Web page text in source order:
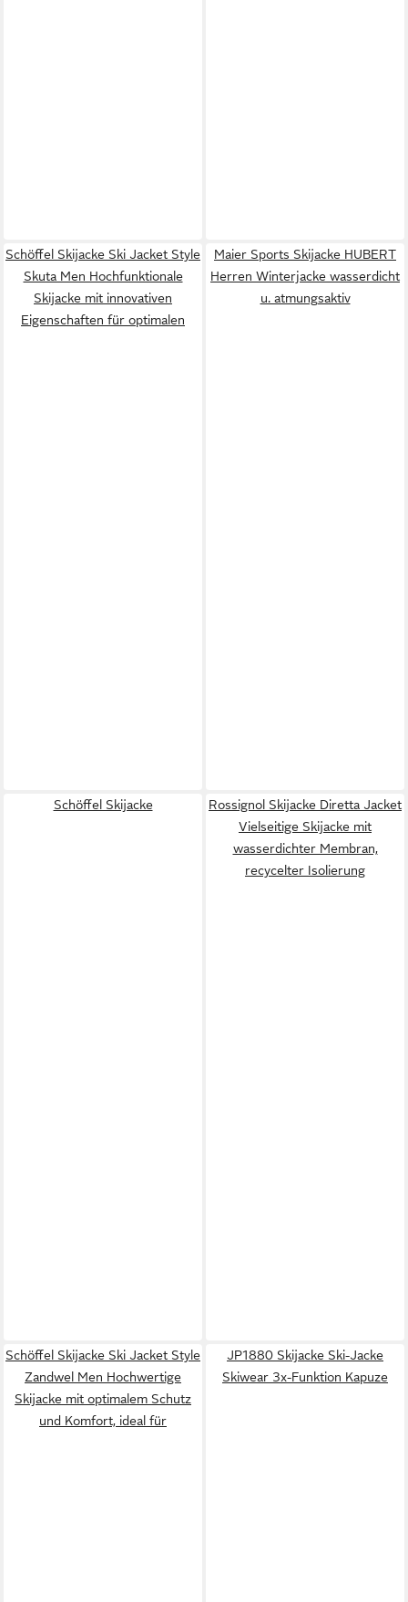
Schöffel Skijacke Ski Jacket Style
Skuta Men Hochfunktionale
Skijacke mit innovativen
Eigenschaften für optimalen
Maier Sports Skijacke HUBERT
Herren Winterjacke wasserdicht
u. atmungsaktiv
Schöffel Skijacke
Rossignol Skijacke Diretta Jacket
Vielseitige Skijacke mit
wasserdichter Membran,
recycelter Isolierung
Schöffel Skijacke Ski Jacket Style
Zandwel Men Hochwertige
Skijacke mit optimalem Schutz
und Komfort, ideal für
JP1880 Skijacke Ski-Jacke
Skiwear 3x-Funktion Kapuze